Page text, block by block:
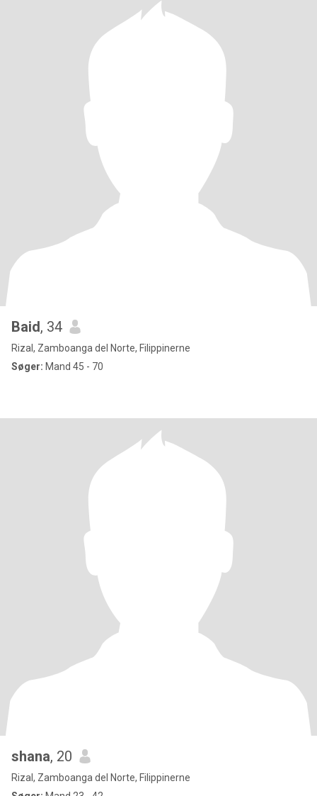
Baid, 34
Rizal, Zamboanga del Norte, Filippinerne
Søger: Mand 45 - 70
shana, 20
Rizal, Zamboanga del Norte, Filippinerne